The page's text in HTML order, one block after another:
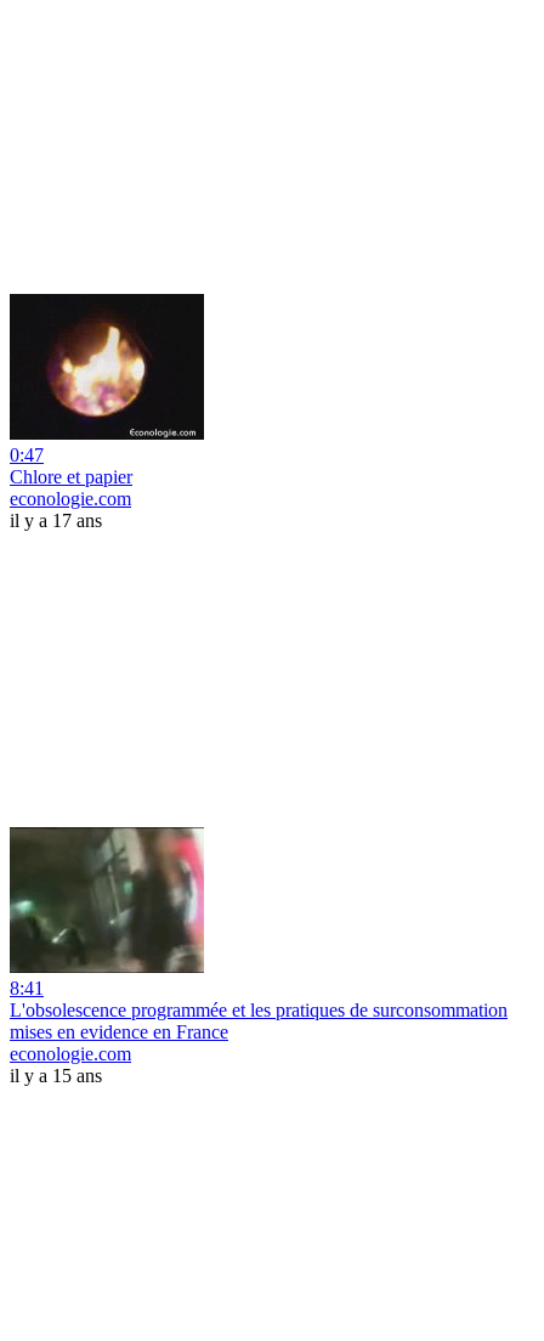
0:47
Chlore et papier
econologie.com
il y a 17 ans
8:41
L'obsolescence programmée et les pratiques de surconsommation
mises en evidence en France
econologie.com
il y a 15 ans